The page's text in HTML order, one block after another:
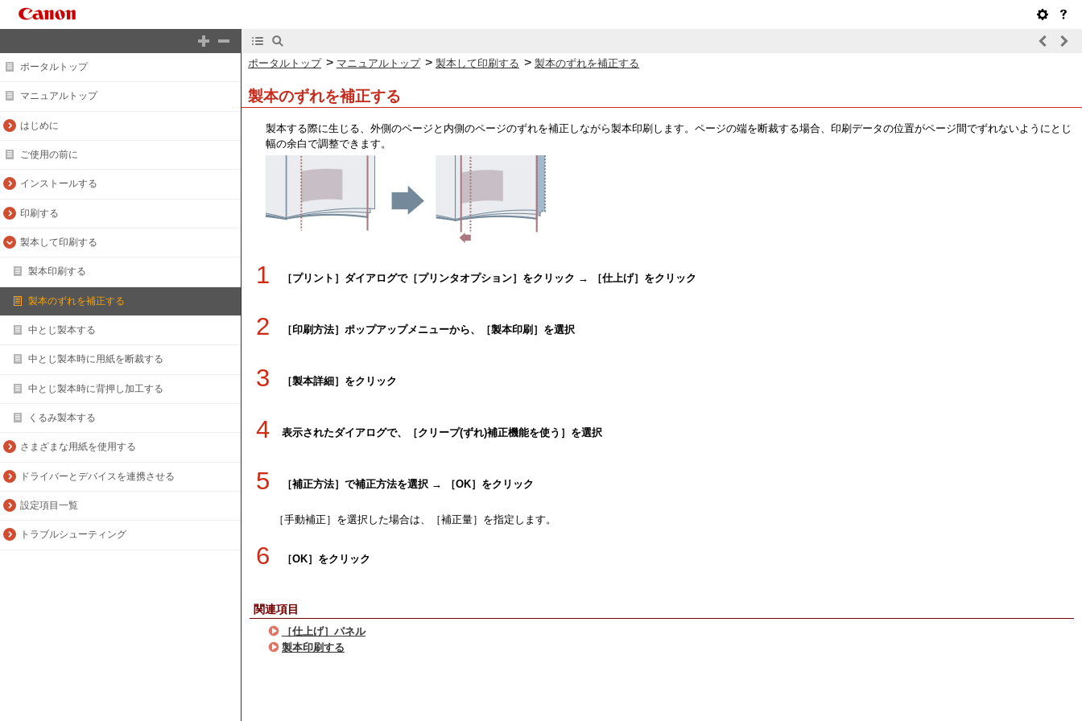
ポータルトップ
マニュアルトップ
はじめに
ご使用の前に
インストールする
印刷する
製本して印刷する
製本印刷する
製本のずれを補正する
中とじ製本する
中とじ製本時に用紙を断裁する
中とじ製本時に背押し加工する
くるみ製本する
さまざまな用紙を使用する
ドライバーとデバイスを連携させる
設定項目一覧
トラブルシューティング
ポータルトップ > マニュアルトップ > 製本して印刷する > 製本のずれを補正する
製本のずれを補正する
製本する際に生じる、外側のページと内側のページのずれを補正しながら製本印刷します。ページの端を断裁する場合、印刷データの位置がページ間でずれないようにとじ
幅の余白で調整できます。
1 ［プリント］ダイアログで［プリンタオプション］をクリック → ［仕上げ］をクリック
2 ［印刷方法］ポップアップメニューから、［製本印刷］を選択
3 ［製本詳細］をクリック
4 表示されたダイアログで、［クリープ(ずれ)補正機能を使う］を選択
5 ［補正方法］で補正方法を選択 → ［OK］をクリック
［手動補正］を選択した場合は、［補正量］を指定します。
6 ［OK］をクリック
関連項目
［仕上げ］パネル
製本印刷する